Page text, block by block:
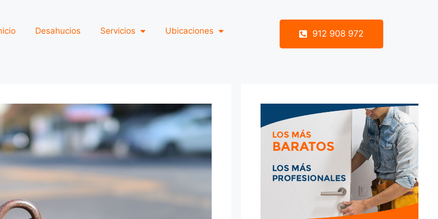
Desahucios Servicios Ubicaciones 912 908 972